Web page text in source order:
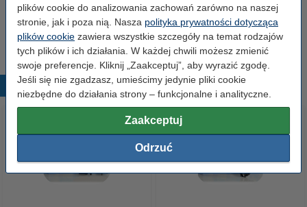
plików cookie do analizowania zachowań zarówno na naszej
stronie, jak i poza nią. Nasza polityka prywatności dotycząca
plików cookie zawiera wszystkie szczegóły na temat rodzajów
tych plików i ich działania. W każdej chwili możesz zmienić
swoje preferencje. Kliknij „Zaakceptuj”, aby wyrazić zgodę.
Jeśli się nie zgadzasz, umieścimy jedynie pliki cookie
niezbędne do działania strony – funkcjonalne i analityczne.
Zaakceptuj
Odrzuć
Papier ksero A4 80 g/m2 (2500 szt.), 123drukuj
110,00 zł
Popularne produkty